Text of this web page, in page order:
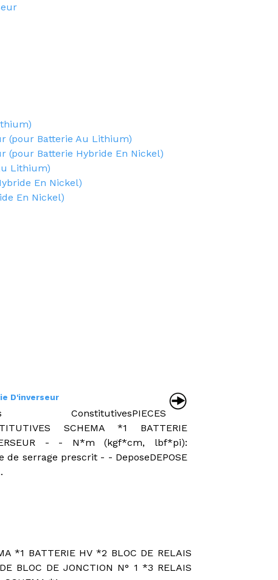
(pour Batterie Au Lithium)
(pour Batterie Hybride En Nickel)
Lithium)
En Nickel)
En Nickel)
D'inverseur
ConstitutivesPIECES
SCHEMA *1 BATTERIE
- - N*m (kgf*cm, lbf*pi):
de serrage prescrit - - DeposeDEPOSE
*1 BATTERIE HV *2 BLOC DE RELAIS
BLOC DE JONCTION N° 1 *3 RELAIS